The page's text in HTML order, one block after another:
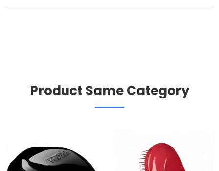
Product Same Category